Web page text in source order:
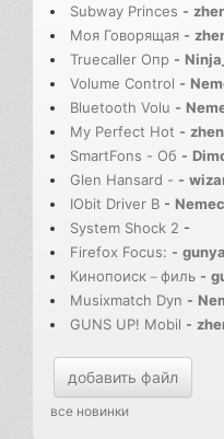
Subway Princes -
Моя Говорящая -
Truecaller Опр -
Volume Control -
Bluetooth Volu -
My Perfect Hot -
SmartFons - Об -
Glen Hansard - -
IObit Driver B -
System Shock 2 -
Firefox Focus: - gunya
Кинопоиск－филь -
Musixmatch Dyn -
GUNS UP! Mobil -
добавить файл
все новинки